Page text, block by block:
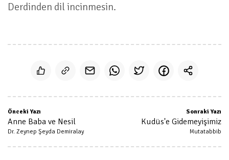
Derdinden dil incinmesin.
Önceki Yazı
Anne Baba ve Nesil
Dr. Zeynep Şeyda Demiralay
Sonraki Yazı
Kudüs'e Gidemeyişimiz
Mutatabbib